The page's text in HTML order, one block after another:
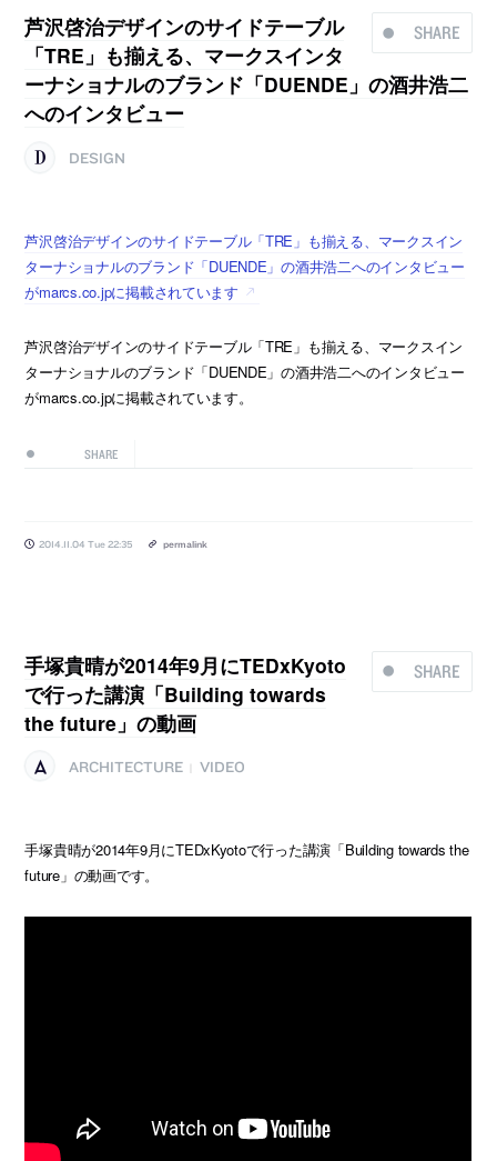
SHARE
芦沢啓治デザインのサイドテーブル
「TRE」も揃える、マークスインタ
ーナショナルのブランド「DUENDE」の酒井浩二
へのインタビュー
DESIGN
芦沢啓治デザインのサイドテーブル「TRE」も揃える、マークスイン
ターナショナルのブランド「DUENDE」の酒井浩二へのインタビュー
がmarcs.co.jpに掲載されています
芦沢啓治デザインのサイドテーブル「TRE」も揃える、マークスイン
ターナショナルのブランド「DUENDE」の酒井浩二へのインタビュー
がmarcs.co.jpに掲載されています。
SHARE
2014.11.04 Tue 22:35 permalink
SHARE
手塚貴晴が2014年9月にTEDxKyoto
で行った講演「Building towards
the future」の動画
ARCHITECTURE VIDEO
手塚貴晴が2014年9月にTEDxKyotoで行った講演「Building towards the
future」の動画です。